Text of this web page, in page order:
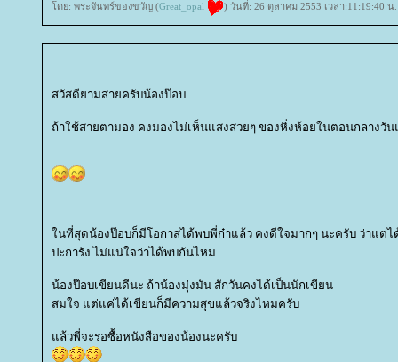
ดย: พระจันทร์ของขวัญ (Great_opal ) วันที่: 26 ตุลาคม 2553 เวลา:11:19:40 น.
สวัสดียามสายครับน้องป๊อบ
ถ้าใช้สายตามอง คงมองไม่เห็นแสงสวยๆ ของหิ่งห้อยในตอนกลางวัน
นที่สุดน้องป๊อบก็มีโอกาสได้พบพี่ก๋าแล้ว คงดีใจมากๆ นะครับ ว่าแต่ไ
ปะการัง ไม่แน่ใจว่าได้พบกันไหม
น้องป๊อบเขียนดีนะ ถ้าน้องมุ่งมัน สักวันคงได้เป็นนักเขียน
สมใจ แต่แค่ได้เขียนก็มีความสุขแล้วจริงไหมครับ
ล้วพี่จะรอซื้อหนังสือของน้องนะครับ